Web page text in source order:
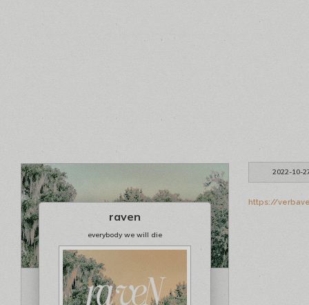
2022-10-
raven
everybody we will die
https://